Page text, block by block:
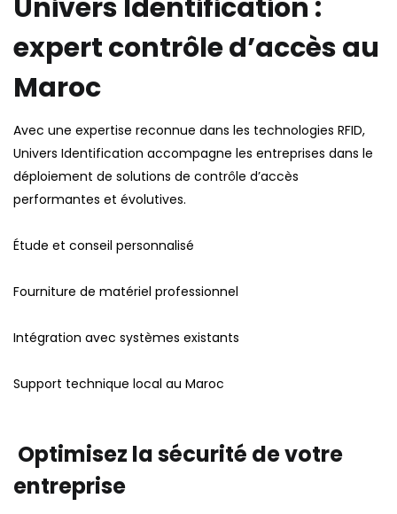
Univers Identification :
expert contrôle d’accès au
Maroc
Avec une expertise reconnue dans les technologies RFID,
Univers Identification accompagne les entreprises dans le
déploiement de solutions de contrôle d’accès
performantes et évolutives.
Étude et conseil personnalisé
Fourniture de matériel professionnel
Intégration avec systèmes existants
Support technique local au Maroc
Optimisez la sécurité de votre
entreprise